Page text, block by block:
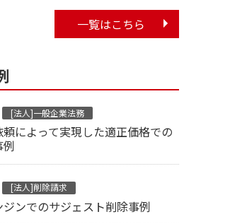
一覧はこちら
[法人]一般企業法務
によって実現した適正価格での
[法人]削除請求
ンでのサジェスト削除事例